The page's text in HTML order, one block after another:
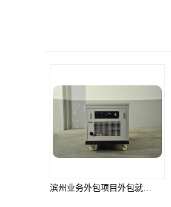
滨州业务外包项目外包就选邦孚人力_全方位企业用工解决方案